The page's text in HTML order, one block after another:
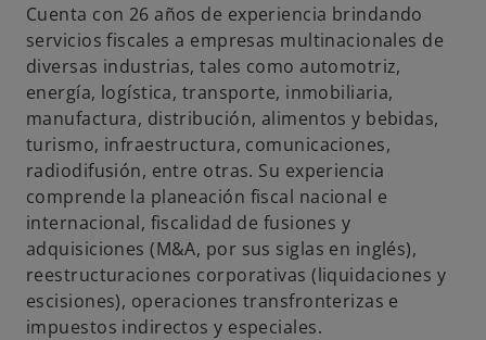
b
r
e
e
n
u
n
a
p
e
s
t
a
b
r
e
e
n
u
n
a
p
e
s
t
a
b
r
e
e
n
u
n
a
p
e
s
t
a
Cuenta con 26 años de experiencia brindando
servicios fiscales a empresas multinacionales de
diversas industrias, tales como automotriz,
energía, logística, transporte, inmobiliaria,
manufactura, distribución, alimentos y bebidas,
turismo, infraestructura, comunicaciones,
radiodifusión, entre otras. Su experiencia
comprende la planeación fiscal nacional e
internacional, fiscalidad de fusiones y
adquisiciones (M&A, por sus siglas en inglés),
reestructuraciones corporativas (liquidaciones y
escisiones), operaciones transfronterizas e
impuestos indirectos y especiales.